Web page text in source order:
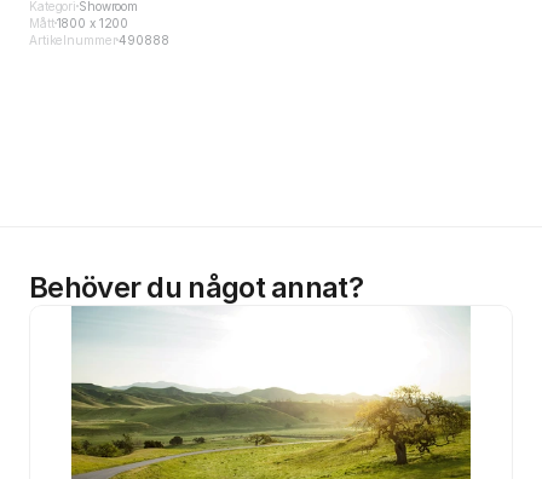
Kategori Showroom
Mått1800 x 1200
Artikelnummer490888
Behöver du något annat?